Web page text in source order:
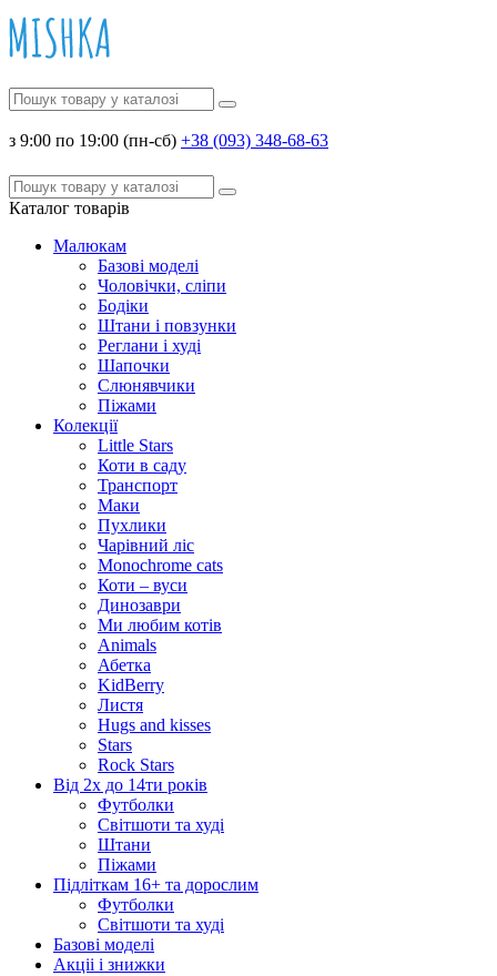
з 9:00 по 19:00 (пн-сб) +38 (093) 348-68-63
Каталог товарів
Малюкам
Базові моделі
Чоловічки, сліпи
Бодіки
Штани і повзунки
Реглани і худі
Шапочки
Слюнявчики
Піжами
Колекції
Little Stars
Коти в саду
Транспорт
Маки
Пухлики
Чарівний ліс
Monochrome cats
Коти – вуси
Динозаври
Ми любим котів
Animals
Абетка
KidBerry
Листя
Hugs and kisses
Stars
Rock Stars
Від 2х до 14ти років
Футболки
Світшоти та худі
Штани
Піжами
Підліткам 16+ та дорослим
Футболки
Світшоти та худі
Базові моделі
Акціі і знижки